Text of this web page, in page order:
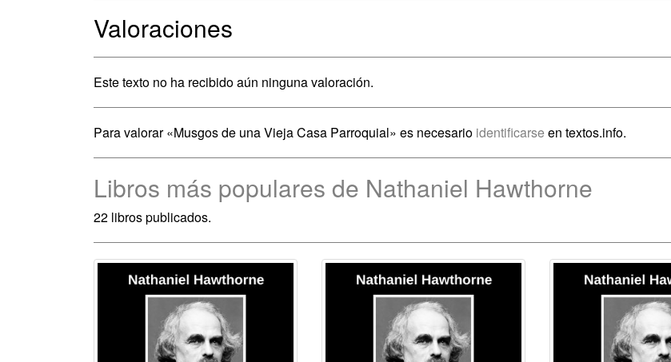
Valoraciones
Este texto no ha recibido aún ninguna valoración.
Para valorar «Musgos de una Vieja Casa Parroquial» es necesario identificarse en textos.info.
Libros más populares de Nathaniel Hawthorne
22 libros publicados.